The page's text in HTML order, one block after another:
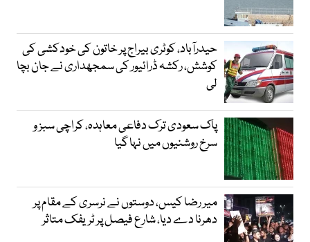
حیدرآباد، کوٹری بیراج پر خاتون کی خودکشی کی
کوشش، رکشہ ڈرائیور کی سمجھداری نے جان بچا
لی
پاک سعودی ترک دفاعی معاہدہ، کراچی سبز و
سرخ روشنیوں میں نہا گیا
میر رضا کیس، دوستوں نے نرسری کے مقام پر
دھرنا دے دیا، شارع فیصل پر ٹریفک متاثر